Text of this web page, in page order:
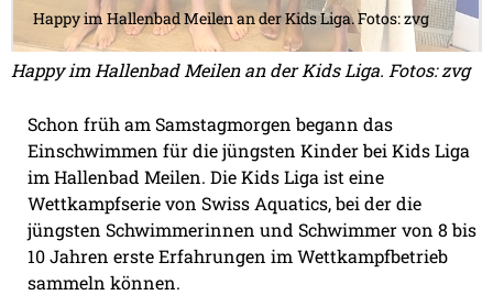
Happy im Hallenbad Meilen an der Kids Liga. Fotos: zvg
Happy im Hallenbad Meilen an der Kids Liga. Fotos: zvg
Schon früh am Samstagmorgen begann das
Einschwimmen für die jüngsten Kinder bei Kids Liga
im Hallenbad Meilen. Die Kids Liga ist eine
Wettkampfserie von Swiss Aquatics, bei der die
jüngsten Schwimmerinnen und Schwimmer von 8 bis
10 Jahren erste Erfahrungen im Wettkampfbetrieb
sammeln können.